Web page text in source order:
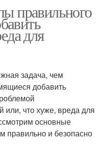
правильного
для
задача, чем
добавить
или, что хуже, вреда для
основные
правильно и безопасно